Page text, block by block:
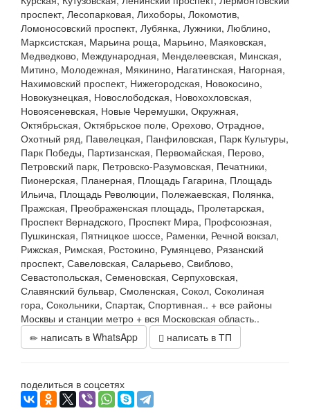
проспект, Лесопарковая, Лихоборы, Локомотив,
Ломоносовский проспект, Лубянка, Лужники, Люблино,
Марксистская, Марьина роща, Марьино, Маяковская,
Медведково, Международная, Менделеевская, Минская,
Митино, Молодежная, Мякинино, Нагатинская, Нагорная,
Нахимовский проспект, Нижегородская, Новокосино,
Новокузнецкая, Новослободская, Новохохловская,
Новоясеневская, Новые Черемушки, Окружная,
Октябрьская, Октябрьское поле, Орехово, Отрадное,
Охотный ряд, Павелецкая, Панфиловская, Парк Культуры,
Парк Победы, Партизанская, Первомайская, Перово,
Петровский парк, Петровско-Разумовская, Печатники,
Пионерская, Планерная, Площадь Гагарина, Площадь
Ильича, Площадь Революции, Полежаевская, Полянка,
Пражская, Преображенская площадь, Пролетарская,
Проспект Вернадского, Проспект Мира, Профсоюзная,
Пушкинская, Пятницкое шоссе, Раменки, Речной вокзал,
Рижская, Римская, Ростокино, Румянцево, Рязанский
проспект, Савеловская, Саларьево, Свиблово,
Севастопольская, Семеновская, Серпуховская,
Славянский бульвар, Смоленская, Сокол, Соколиная
гора, Сокольники, Спартак, Спортивная.. + все районы
Москвы и станции метро + вся Московская область..
написать в WhatsApp
написать в ТП
поделиться в соцсетях